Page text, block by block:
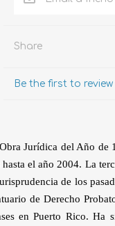
Share
Be the first to
Jurídica del Año
el año 2004. La
de los
de Derecho
en Puerto Rico. Ha